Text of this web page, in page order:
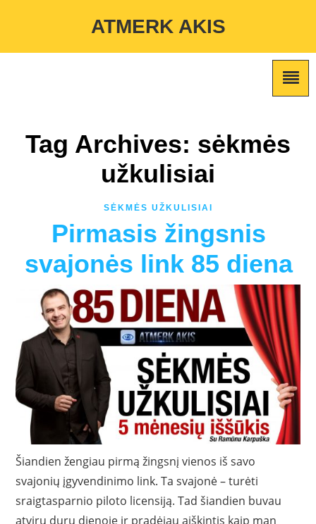
/home/atmerkakis/public_html/wp-content/themes/marketing-
ATMERK AKIS
Tag Archives: sėkmės
užkulisiai
SĖKMĖS UŽKULISIAI
Pirmasis žingsnis
svajonės link 85 diena
Šiandien žengiau pirmą žingsnį vienos iš savo
svajonių įgyvendinimo link. Ta svajonė – turėti
sraigtasparnio piloto licensiją. Tad šiandien buvau
atvirų durų dienoje ir pradėjau aiškintis kaip man